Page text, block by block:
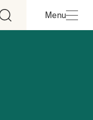
Menu